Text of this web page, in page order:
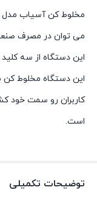
می توان در مصرف
این دستگاه از سه
این دستگاه مخلوط کن
کاربران رو سمت خود
است.
توضیحات تکمیلی